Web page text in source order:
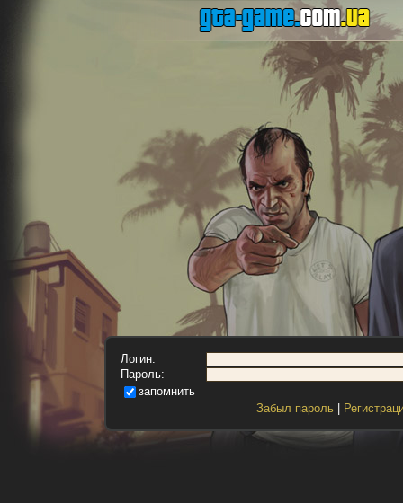
Логин:
Пароль:
запомнить
Забыл пароль|